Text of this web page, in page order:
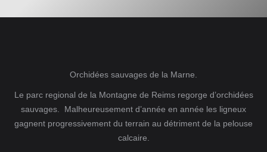
Orchidées sauvages de la Marne.
Le parc regional de la Montagne de Reims regorge d’orchidées
sauvages. Malheureusement d’année en année les ligneux
gagnent progressivement du terrain au détriment de la pelouse
calcaire.